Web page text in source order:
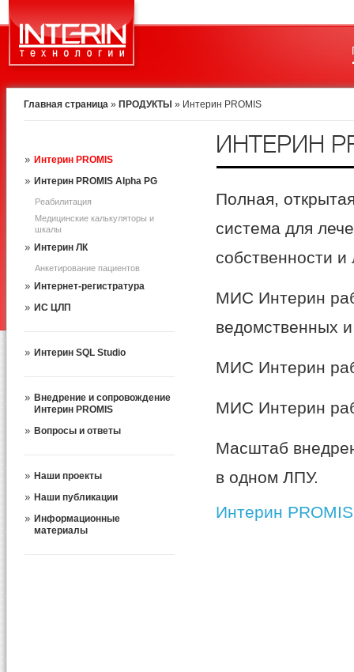
Главная страница » ПРОДУКТЫ » Интерин PROMIS
Интерин PROMIS
Интерин PROMIS Alpha PG
Реабилитация
Медицинские калькуляторы и
шкалы
Интерин ЛК
Анкетирование пациентов
Интернет-регистратура
ИС ЦЛП
Интерин SQL Studio
Внедрение и сопровождение
Интерин PROMIS
Вопросы и ответы
Наши проекты
Наши публикации
Информационные
материалы
ИНТЕРИН
Полная,
система для
собственности
МИС Интерин
ведомственных
МИС Интерин
МИС Интерин
Масштаб
в одном ЛПУ.
Интерин